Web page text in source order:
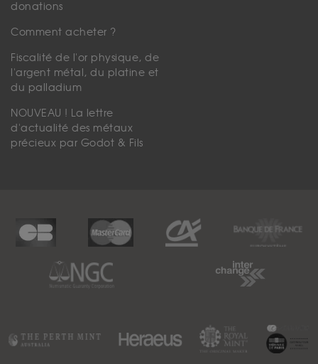
donations
Comment acheter ?
Fiscalité de l'or physique, de
l'argent métal, du platine et
du palladium
NOUVEAU ! La lettre
d'actualité des métaux
précieux par Godot & Fils